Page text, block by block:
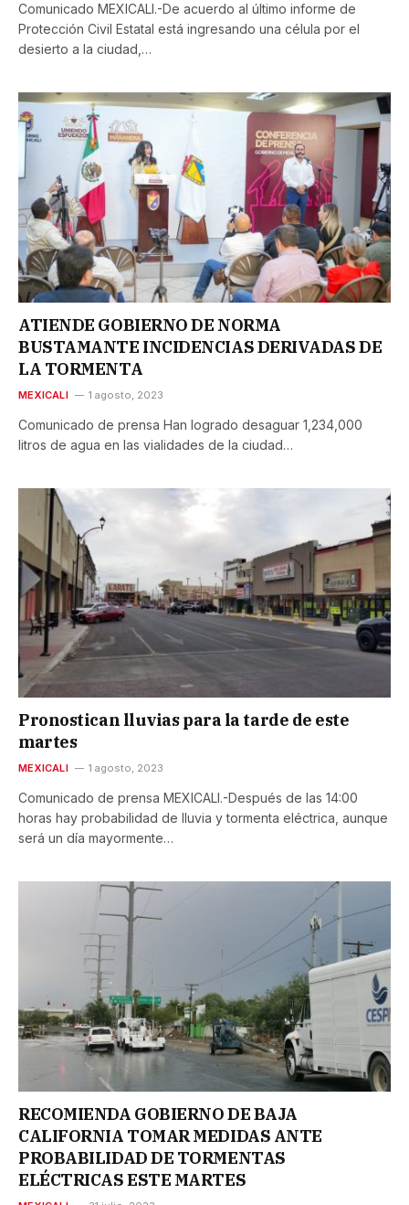
Comunicado MEXICALI.-De acuerdo al último informe de
Protección Civil Estatal está ingresando una célula por el
desierto a la ciudad,…
ATIENDE GOBIERNO DE NORMA
BUSTAMANTE INCIDENCIAS DERIVADAS DE
LA TORMENTA
MEXICALI 1 agosto, 2023
Comunicado de prensa Han logrado desaguar 1,234,000
litros de agua en las vialidades de la ciudad…
Pronostican lluvias para la tarde de este
martes
MEXICALI 1 agosto, 2023
Comunicado de prensa MEXICALI.-Después de las 14:00
horas hay probabilidad de lluvia y tormenta eléctrica, aunque
será un día mayormente…
RECOMIENDA GOBIERNO DE BAJA
CALIFORNIA TOMAR MEDIDAS ANTE
PROBABILIDAD DE TORMENTAS
ELÉCTRICAS ESTE MARTES